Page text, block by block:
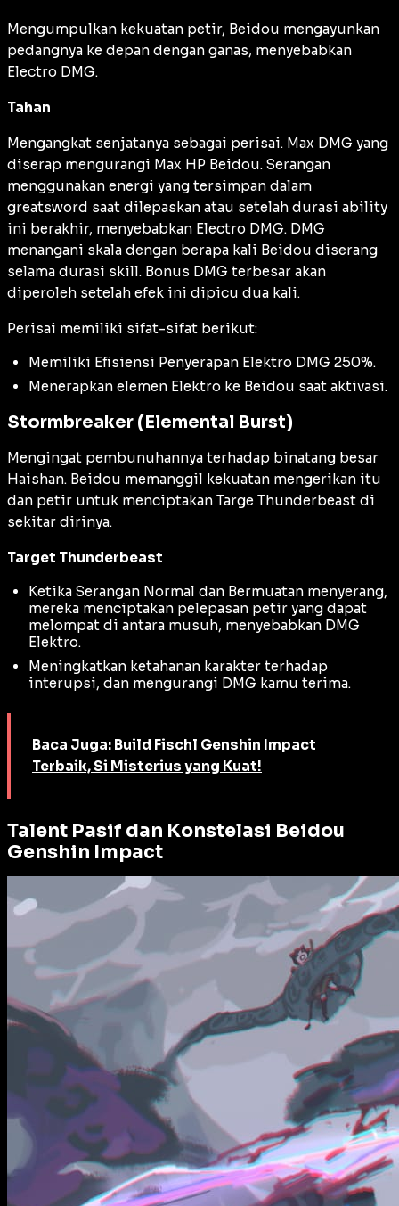
Mengumpulkan kekuatan petir, Beidou mengayunkan
pedangnya ke depan dengan ganas, menyebabkan
Electro DMG.
Tahan
Mengangkat senjatanya sebagai perisai. Max DMG yang
diserap mengurangi Max HP Beidou. Serangan
menggunakan energi yang tersimpan dalam
greatsword saat dilepaskan atau setelah durasi ability
ini berakhir, menyebabkan Electro DMG. DMG
menangani skala dengan berapa kali Beidou diserang
selama durasi skill. Bonus DMG terbesar akan
diperoleh setelah efek ini dipicu dua kali.
Perisai memiliki sifat-sifat berikut:
Memiliki Efisiensi Penyerapan Elektro DMG 250%.
Menerapkan elemen Elektro ke Beidou saat aktivasi.
Stormbreaker (Elemental Burst)
Mengingat pembunuhannya terhadap binatang besar
Haishan. Beidou memanggil kekuatan mengerikan itu
dan petir untuk menciptakan Targe Thunderbeast di
sekitar dirinya.
Target Thunderbeast
Ketika Serangan Normal dan Bermuatan menyerang,
mereka menciptakan pelepasan petir yang dapat
melompat di antara musuh, menyebabkan DMG
Elektro.
Meningkatkan ketahanan karakter terhadap
interupsi, dan mengurangi DMG kamu terima.
Baca Juga: Build Fischl Genshin Impact
Terbaik, Si Misterius yang Kuat!
Talent Pasif dan Konstelasi Beidou
Genshin Impact